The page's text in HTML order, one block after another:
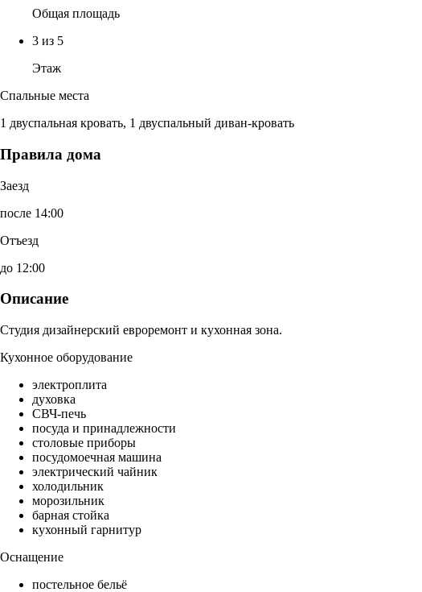
Общая площадь
3 из 5
Этаж
Спальные места
1 двуспальная кровать, 1 двуспальный диван-кровать
Правила дома
Заезд
после 14:00
Отъезд
до 12:00
Описание
Студия дизайнерский евроремонт и кухонная зона.
Кухонное оборудование
электроплита
духовка
СВЧ-печь
посуда и принадлежности
столовые приборы
посудомоечная машина
электрический чайник
холодильник
морозильник
барная стойка
кухонный гарнитур
Оснащение
постельное бельё